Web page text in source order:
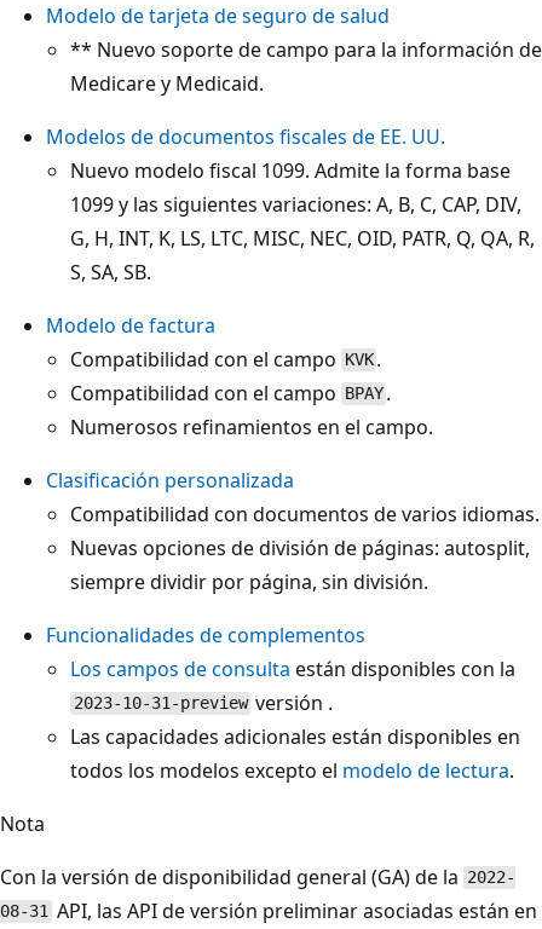
Modelo de tarjeta de seguro de salud
** Nuevo soporte de campo para la información de
Medicare y Medicaid.
Modelos de documentos fiscales de EE. UU.
Nuevo modelo fiscal 1099. Admite la forma base
1099 y las siguientes variaciones: A, B, C, CAP, DIV,
G, H, INT, K, LS, LTC, MISC, NEC, OID, PATR, Q, QA, R,
S, SA, SB.
Modelo de factura
Compatibilidad con el campo KVK .
Compatibilidad con el campo BPAY .
Numerosos refinamientos en el campo.
Clasificación personalizada
Compatibilidad con documentos de varios idiomas.
Nuevas opciones de división de páginas: autosplit,
siempre dividir por página, sin división.
Funcionalidades de complementos
Los campos de consulta están disponibles con la
2023-10-31-preview versión .
Las capacidades adicionales están disponibles en
todos los modelos excepto el modelo de lectura.
Nota
Con la versión de disponibilidad general (GA) de la 2022-
08-31 API, las API de versión preliminar asociadas están en